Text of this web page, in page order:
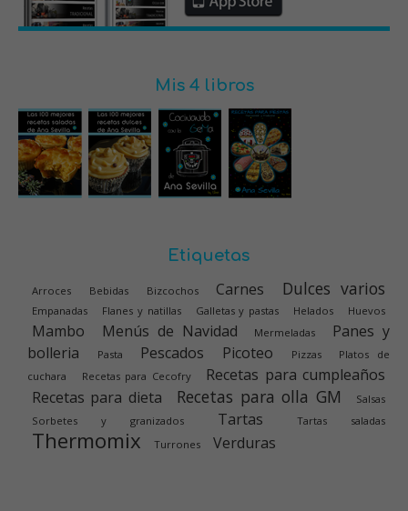
Mis 4 libros
Etiquetas
Arroces Bebidas Bizcochos Carnes Dulces varios
Empanadas Flanes y natillas Galletas y pastas Helados Huevos
Mambo Menús de Navidad Mermeladas
Panes y
bolleria
Pasta Pescados Picoteo Pizzas
Platos de
cuchara
Recetas para Cecofry
Recetas para cumpleaños
Recetas para dieta
Recetas para olla GM
Salsas
Sorbetes y granizados
Tartas Tartas saladas
Thermomix Turrones Verduras